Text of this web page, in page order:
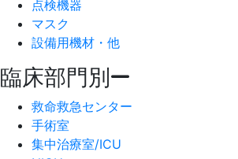
点検機器
マスク
設備用機材・他
臨床部門別
救命救急センター
手術室
集中治療室/ICU